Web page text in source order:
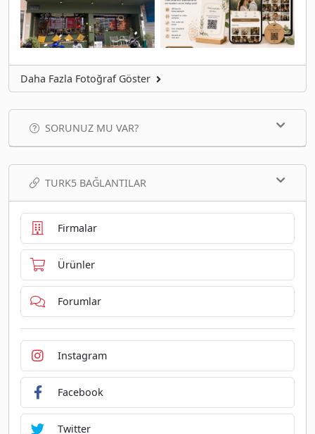
Daha Fazla Fotoğraf Göster
SORUNUZ MU VAR?
TURK5 BAĞLANTILAR
Firmalar
Ürünler
Forumlar
Instagram
Facebook
Twitter